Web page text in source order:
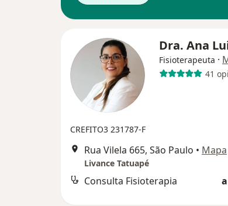
Dra. Ana
Fisioterapeuta ·
41
CREFITO3 231787-F
Rua Vilela 665, São Paulo • Mapa
Livance Tatuapé
Consulta Fisioterapia